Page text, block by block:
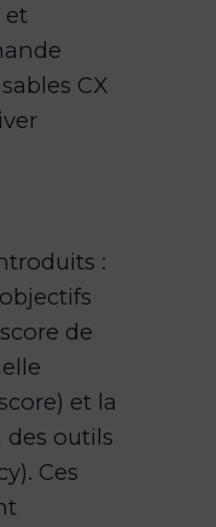
et
CX
:
de
et la
des outils
Ces